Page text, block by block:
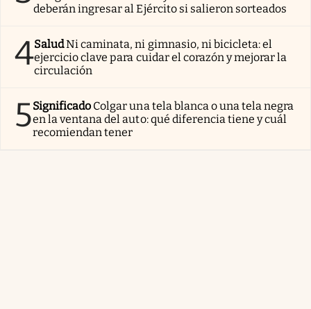
deberán ingresar al Ejército si salieron sorteados
4SaludNi caminata, ni gimnasio, ni bicicleta: el
ejercicio clave para cuidar el corazón y mejorar la
circulación
5Significado Colgar una tela blanca o una tela negra
en la ventana del auto: qué diferencia tiene y cuál
recomiendan tener